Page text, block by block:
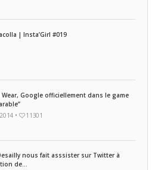
| Insta’Girl #019
Google officiellement dans le game
•
11301
nous fait asssister sur Twitter à
de...